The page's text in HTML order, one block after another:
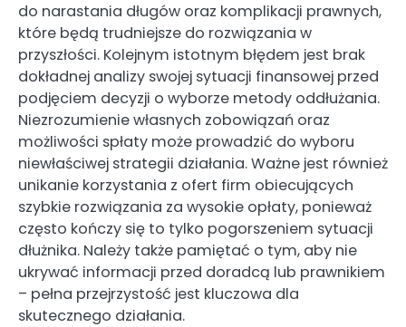
do narastania długów oraz komplikacji prawnych,
które będą trudniejsze do rozwiązania w
przyszłości. Kolejnym istotnym błędem jest brak
dokładnej analizy swojej sytuacji finansowej przed
podjęciem decyzji o wyborze metody oddłużania.
Niezrozumienie własnych zobowiązań oraz
możliwości spłaty może prowadzić do wyboru
niewłaściwej strategii działania. Ważne jest również
unikanie korzystania z ofert firm obiecujących
szybkie rozwiązania za wysokie opłaty, ponieważ
często kończy się to tylko pogorszeniem sytuacji
dłużnika. Należy także pamiętać o tym, aby nie
ukrywać informacji przed doradcą lub prawnikiem
– pełna przejrzystość jest kluczowa dla
skutecznego działania.